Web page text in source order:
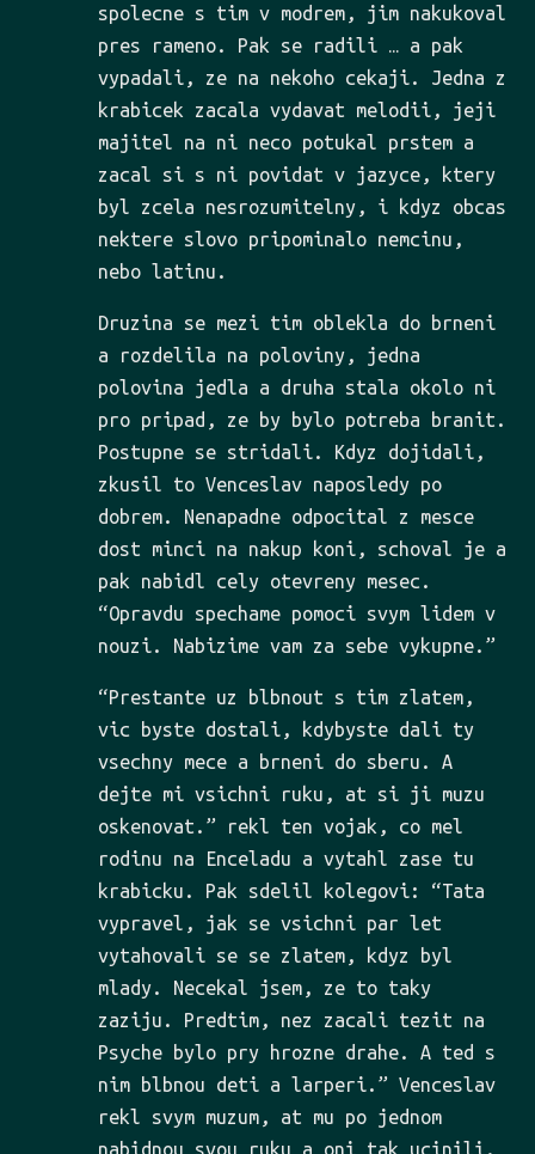
spolecne s tim v modrem, jim nakukoval
pres rameno. Pak se radili … a pak
vypadali, ze na nekoho cekaji. Jedna z
krabicek zacala vydavat melodii, jeji
majitel na ni neco potukal prstem a
zacal si s ni povidat v jazyce, ktery
byl zcela nesrozumitelny, i kdyz obcas
nektere slovo pripominalo nemcinu,
nebo latinu.
Druzina se mezi tim oblekla do brneni
a rozdelila na poloviny, jedna
polovina jedla a druha stala okolo ni
pro pripad, ze by bylo potreba branit.
Postupne se stridali. Kdyz dojidali,
zkusil to Venceslav naposledy po
dobrem. Nenapadne odpocital z mesce
dost minci na nakup koni, schoval je a
pak nabidl cely otevreny mesec.
“Opravdu spechame pomoci svym lidem v
nouzi. Nabizime vam za sebe vykupne.”
“Prestante uz blbnout s tim zlatem,
vic byste dostali, kdybyste dali ty
vsechny mece a brneni do sberu. A
dejte mi vsichni ruku, at si ji muzu
oskenovat.” rekl ten vojak, co mel
rodinu na Enceladu a vytahl zase tu
krabicku. Pak sdelil kolegovi: “Tata
vypravel, jak se vsichni par let
vytahovali se se zlatem, kdyz byl
mlady. Necekal jsem, ze to taky
zaziju. Predtim, nez zacali tezit na
Psyche bylo pry hrozne drahe. A ted s
nim blbnou deti a larperi.” Venceslav
rekl svym muzum, at mu po jednom
nabidnou svou ruku a oni tak ucinili.